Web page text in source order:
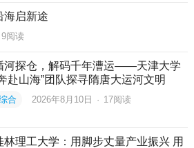
海启新途
9阅读
河探仓，解码千年漕运——天津大学
赴山海”团队探寻隋唐大运河文明
合 2026年8月10日 · 17阅读
林理工大学：用脚步丈量产业振兴 用